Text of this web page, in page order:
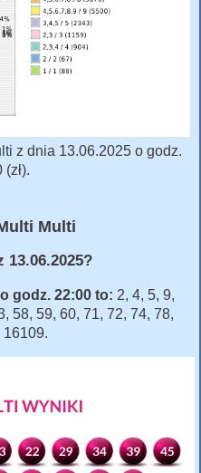
z dnia 13.06.2025 o godz.
(zł).
Multi
godz. 22:00 to: 2, 4, 5, 9,
58, 59, 60, 71, 72, 74, 78,
16109.